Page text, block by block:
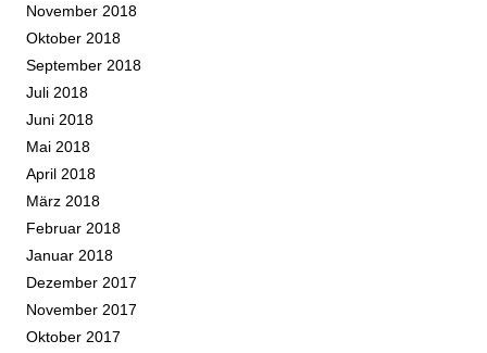
November 2018
Oktober 2018
September 2018
Juli 2018
Juni 2018
Mai 2018
April 2018
März 2018
Februar 2018
Januar 2018
Dezember 2017
November 2017
Oktober 2017